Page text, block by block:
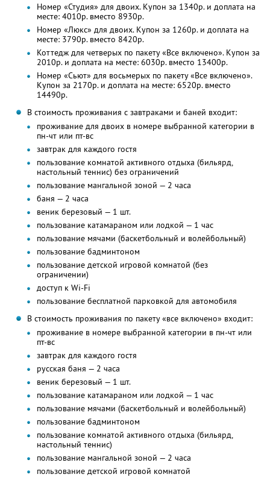
Номер «Студия» для двоих. Купон за 1340р. и доплата на
месте: 4010р. вместо 8930р.
Номер «Люкс» для двоих. Купон за 1260р. и доплата на
месте: 3790р. вместо 8420р.
Коттедж для четверых по пакету «Все включено». Купон за
2010р. и доплата на месте: 6030р. вместо 13400р.
Номер «Сьют» для восьмерых по пакету «Все включено».
Купон за 2170р. и доплата на месте: 6520р. вместо
14490р.
В стоимость проживания с завтраками и баней входит:
проживание для двоих в номере выбранной категории в
пн-чт или пт-вс
завтрак для каждого гостя
пользование комнатой активного отдыха (бильярд,
настольный теннис) без ограничений
пользование мангальной зоной — 2 часа
баня — 2 часа
веник березовый — 1 шт.
пользование катамараном или лодкой — 1 час
пользование мячами (баскетбольный и волейбольный)
пользование бадминтоном
пользование детской игровой комнатой (без
ограничении)
доступ к Wi-Fi
пользование бесплатной парковкой для автомобиля
В стоимость проживания по пакету «все включено» входит:
проживание в номере выбранной категории в пн-чт или
пт-вс
завтрак для каждого гостя
русская баня — 2 часа
веник березовый — 1 шт.
пользование катамараном или лодкой — 1 час
пользование мячами (баскетбольный и волейбольный)
пользование бадминтоном
пользование комнатой активного отдыха (бильярд,
настольный теннис)
пользование мангальной зоной — 2 часа
пользование детской игровой комнатой